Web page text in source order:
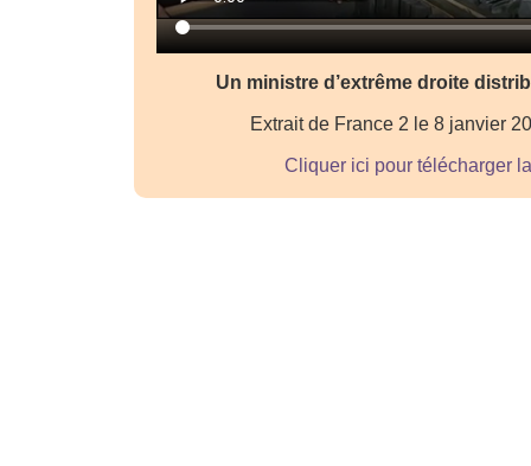
Un ministre d’extrême droite
Extrait de France 2 le 8 janvier
Cliquer ici pour télécharger